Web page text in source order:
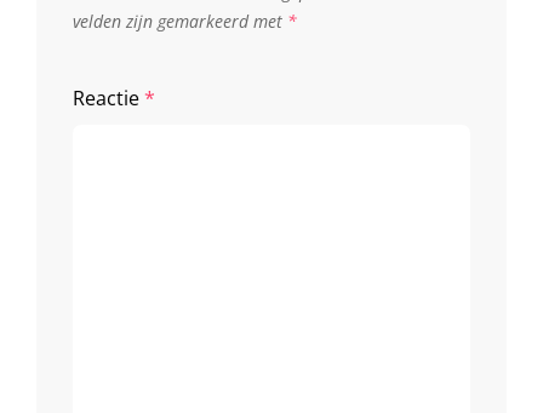
velden zijn gemarkeerd met *
Reactie*